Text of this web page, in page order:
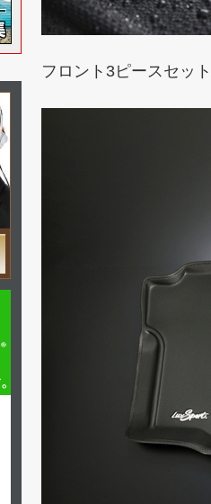
フロント3ピースセッ